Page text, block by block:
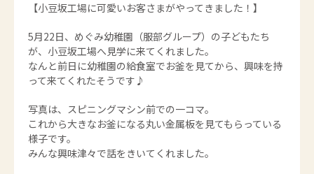
【小豆坂工場に可愛いお客さまがやってきました！】
5月22日、めぐみ幼稚園（服部グループ）の子どもたち
が、小豆坂工場へ見学に来てくれました。
なんと前日に幼稚園の給食室でお釜を見てから、興味を持
って来てくれたそうです♪
写真は、スピニングマシン前での一コマ。
これから大きなお釜になる丸い金属板を見てもらっている
様子です。
みんな興味津々で話をきいてくれました。